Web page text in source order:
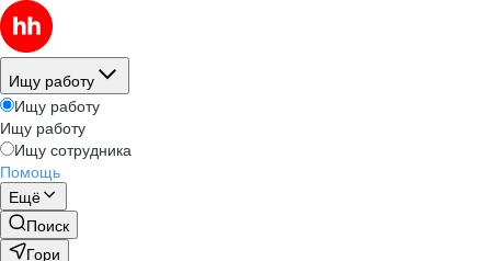
Ищу работу
Ищу работу
Ищу работу
Ищу сотрудника
Помощь
Ещё
Поиск
Гори